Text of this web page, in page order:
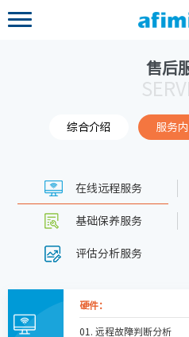
售后
综合介绍 服务
在线远程服务
基础保养服务
评估分析服务
硬件：
01. 远程故障判断分析